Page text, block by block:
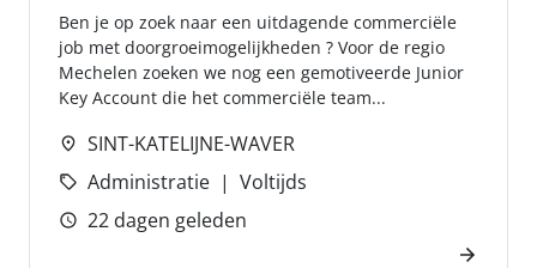
Ben je op zoek naar een uitdagende commerciële
job met doorgroeimogelijkheden ? Voor de regio
Mechelen zoeken we nog een gemotiveerde Junior
Key Account die het commerciële team...
SINT-KATELIJNE-WAVER
Administratie
Voltijds
22 dagen geleden